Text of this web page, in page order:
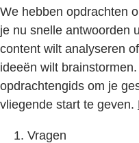
We hebben opdrachten
je nu snelle antwoorden
content wilt analyseren
ideeën wilt
opdrachtengids om je
vliegende start te geven.
Vragen